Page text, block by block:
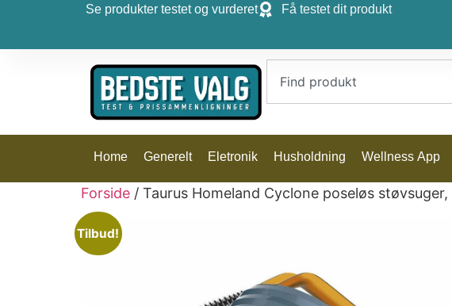
Se produkter testet og vurderet Få testet dit produkt
Home Generelt Eletronik Husholdning Wellness App
Forside / Taurus Homeland Cyclone poseløs
Tilbud!